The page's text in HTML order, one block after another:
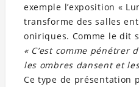
exemple l’exposition «
transforme des salles
oniriques. Comme le dit
« C’est comme pénétrer
les ombres dansent et
Ce type de présentation